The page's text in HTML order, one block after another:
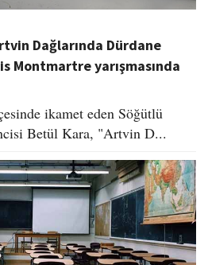
Dağlarında Dürdane
Montmartre yarışmasında
ikamet eden Söğütlü
Betül Kara, "Artvin D...